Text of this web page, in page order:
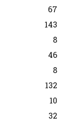
67
143
8
46
8
132
10
32